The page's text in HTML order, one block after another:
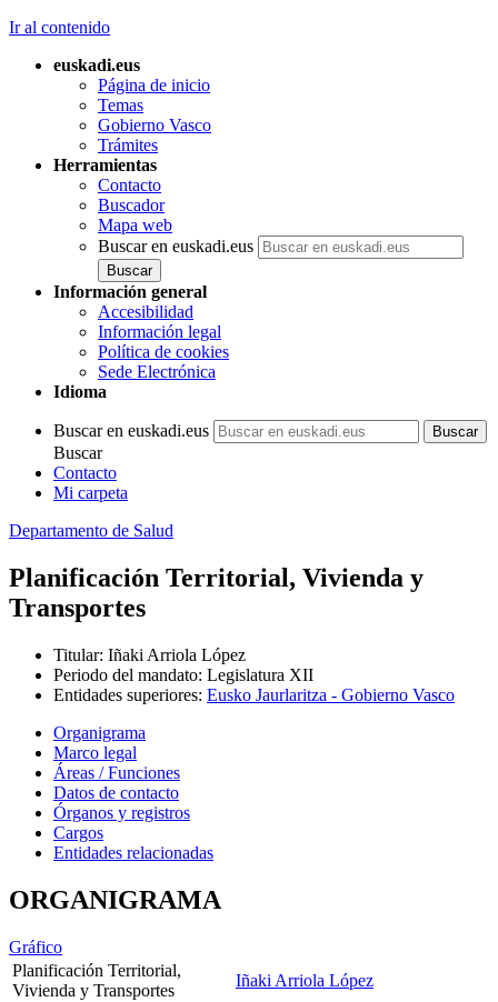
Ir al contenido
euskadi.eus
Página de inicio
Temas
Gobierno Vasco
Trámites
Herramientas
Contacto
Buscador
Mapa web
Buscar en euskadi.eus
Información general
Accesibilidad
Información legal
Política de cookies
Sede Electrónica
Idioma
Buscar en euskadi.eus
Buscar
Contacto
Mi carpeta
Departamento de Salud
Planificación Territorial, Vivienda y
Transportes
Titular: Iñaki Arriola López
Periodo del mandato: Legislatura XII
Entidades superiores: Eusko Jaurlaritza - Gobierno Vasco
Organigrama
Marco legal
Áreas / Funciones
Datos de contacto
Órganos y registros
Cargos
Entidades relacionadas
ORGANIGRAMA
Gráfico
Planificación Territorial,
Vivienda y Transportes
Iñaki Arriola López